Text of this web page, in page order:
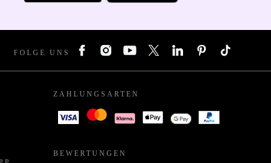
FOLGE UNS
ZAHLUNGSARTEN
BEWERTUNGEN